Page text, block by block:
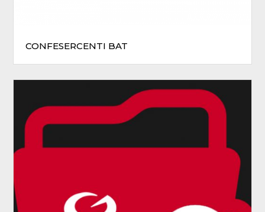
CONFESERCENTI BAT